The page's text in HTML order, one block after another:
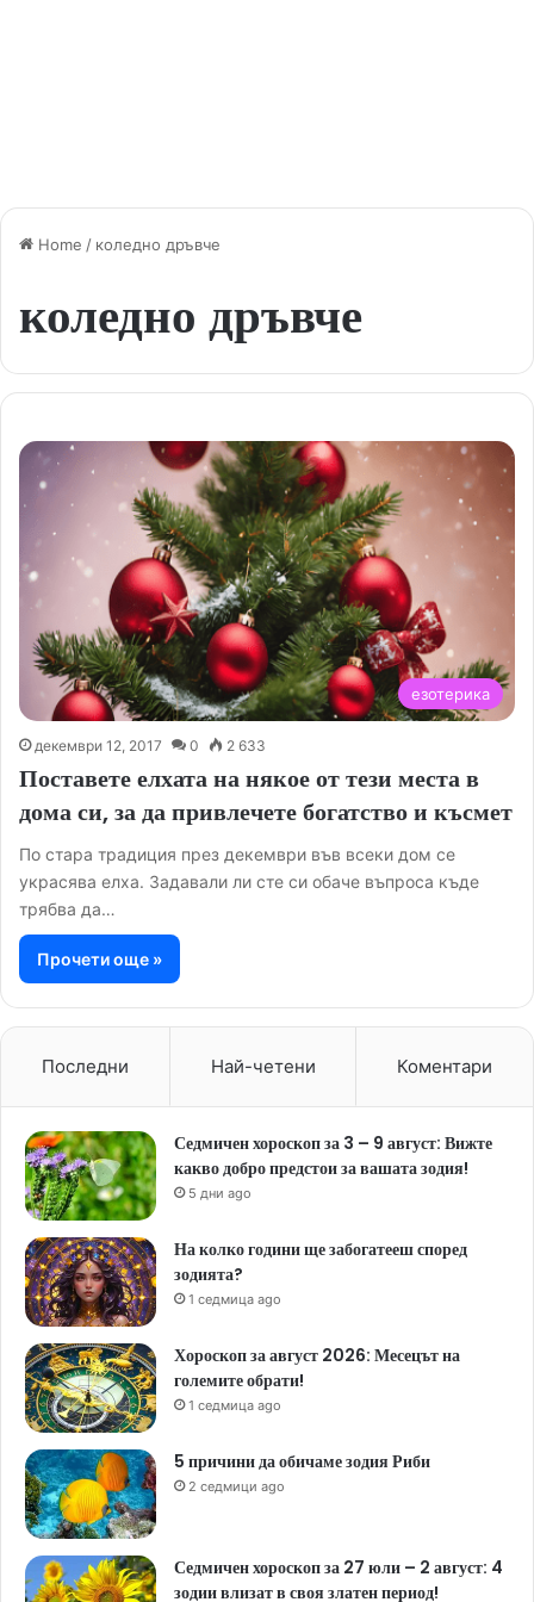
Home / коледно дръвче
коледно дръвче
езотерика
декември 12, 2017 0 2 633
Поставете елхата на някое от тези места в
дома си, за да привлечете богатство и късмет
По стара традиция през декември във всеки дом се
украсява елха. Задавали ли сте си обаче въпроса къде
трябва да…
Прочети още »
Последни Най-четени Коментари
Седмичен хороскоп за 3 – 9 август: Вижте
какво добро предстои за вашата зодия!
5 дни ago
На колко години ще забогатееш според
зодията?
1 седмица ago
Хороскоп за август 2026: Месецът на
големите обрати!
1 седмица ago
5 причини да обичаме зодия Риби
2 седмици ago
Седмичен хороскоп за 27 юли – 2 август: 4
зодии влизат в своя златен период!